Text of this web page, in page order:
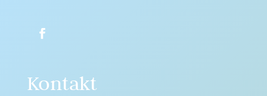
Kontakt